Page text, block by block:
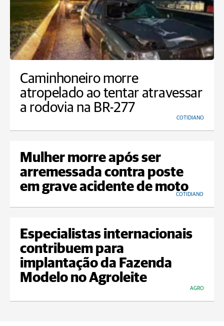
Caminhoneiro morre
atropelado ao tentar atravessar
a rodovia na BR-277
COTIDIANO
Mulher morre após ser
arremessada contra poste
em grave acidente de moto
COTIDIANO
Especialistas internacionais
contribuem para
implantação da Fazenda
Modelo no Agroleite
AGRO